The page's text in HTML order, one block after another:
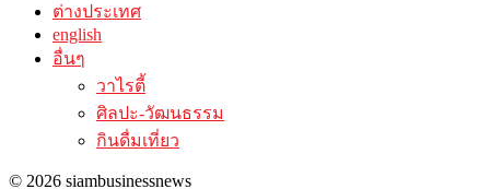
ต่างประเทศ
english
อื่นๆ
วาไรตี้
ศิลปะ-วัฒนธรรม
กินดื่มเที่ยว
© 2026 siambusinessnews